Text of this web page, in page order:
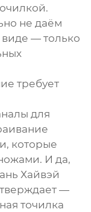
не даём
— только
требует
для
которые
И да,
Хайвэй
—
точилка